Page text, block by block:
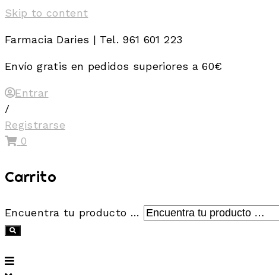
Skip to content
Farmacia Daries | Tel. 961 601 223
Envío gratis en pedidos superiores a 60€
Entrar
/
Registrarse
0
Carrito
Encuentra tu producto …